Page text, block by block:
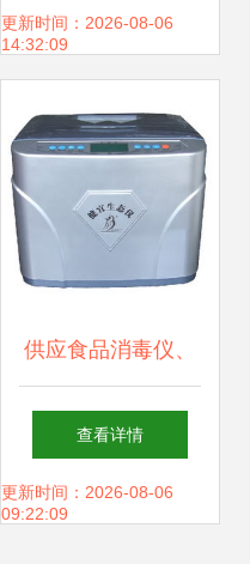
装不规范与消毒服
更新时间：2026-08-06
14:32:09
供应食品消毒仪、
空气消毒仪、生态
仪 价格、厂家、图
查看详情
更新时间：2026-08-06
09:22:09